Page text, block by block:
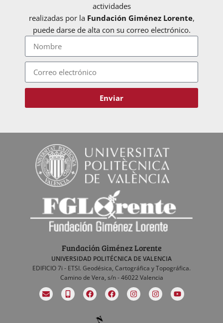
actividades
realizadas por la Fundación Giménez Lorente,
puede darse de alta con su correo electrónico.
Enviar
Fundación Giménez Lorente
UNIVERSIDAD POLITÉCNICA DE VALENCIA
EDIFICIO 7i - ETSI. Geodésica, Cartográfica y Topográfica.
Camino de Vera, s/n - 46022 Valencia